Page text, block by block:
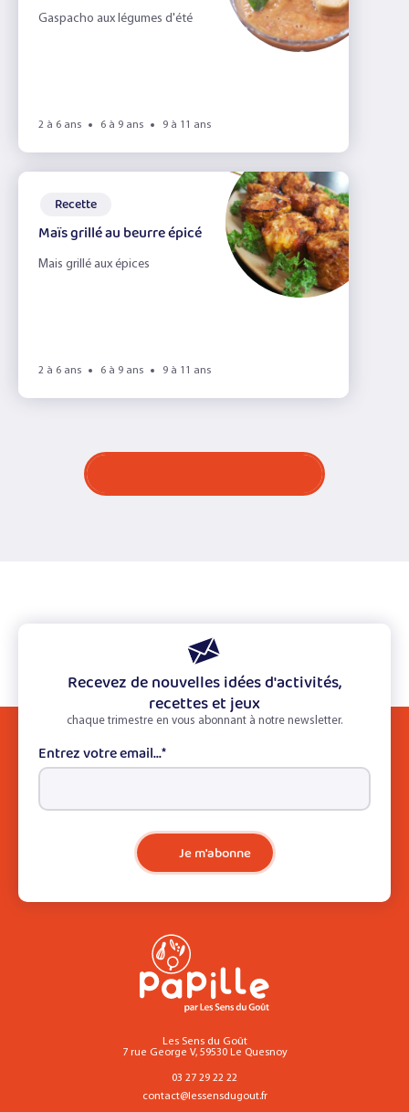
Gaspacho aux légumes d'été
2 à 6 ans 6 à 9 ans 9 à 11 ans
Recette
Maïs grillé au beurre épicé
Mais grillé aux épices
2 à 6 ans 6 à 9 ans 9 à 11 ans
Recevez de nouvelles idées d'activités,
recettes et jeux
chaque trimestre en vous abonnant à notre newsletter.
Entrez votre email...*
Je m'abonne
Les Sens du Goût
7 rue George V, 59530 Le Quesnoy
03 27 29 22 22
contact@lessensdugout.fr